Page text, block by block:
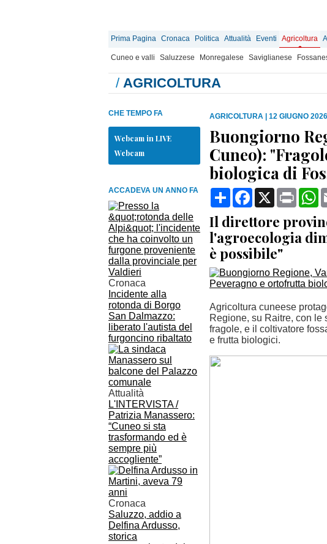
Prima Pagina Cronaca Politica Attualità Eventi Agricoltura
Cuneo e valli Saluzzese Monregalese Saviglianese
/ AGRICOLTURA
CHE TEMPO FA
Webcam in LIVE
Webcam
ACCADEVA UN ANNO FA
Cronaca
Incidente alla
rotonda di Borgo
San Dalmazzo:
liberato l'autista del
furgoncino ribaltato
Attualità
L'INTERVISTA /
Patrizia Manassero:
“Cuneo si sta
trasformando ed è
sempre più
accogliente”
Cronaca
Saluzzo, addio a
Delfina Ardusso,
storica
AGRICOLTURA 12 GIUGNO
Buongiorno
Cuneo):
biologica di
CondividiFacebook
X Print
Il direttore
l'agroecologia
è possibile"
Agricoltura cuneese
Regione, su Raitre, con le
fragole, e il coltivatore
e frutta biologici.